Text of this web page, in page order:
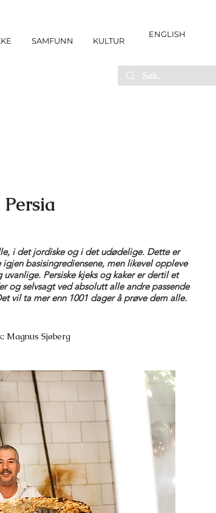
SAMFUNN KULTUR
ENGLISH
i det jordiske og i det udødelige. Dette er
basisingrediensene, men likevel oppleve
Persiske kjeks og kaker er dertil et
og selvsagt ved absolutt alle andre passende
vil ta mer enn 1001 dager å prøve dem alle.
Magnus Sjøberg